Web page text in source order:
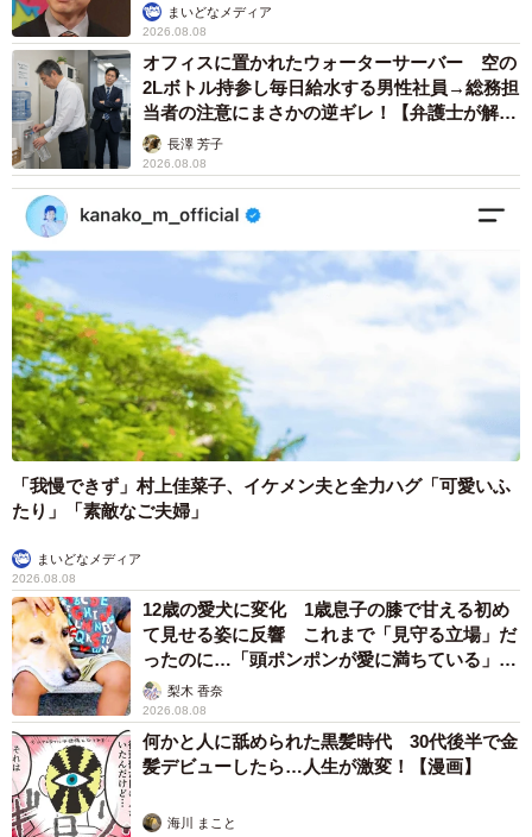
した」
里親さんのもとへーー新しい一歩を踏み出したち
びすけくん
6/11
新たな猫生を歩み始めたちびすけくん（画像提供：あるくきくらげさ
ん）
6月から、ちびすけくんは里親さんのもとへ。トライアル期
間を過ごしています。
まいどなメディア
2026.08.08
オフィスに置かれたウォーターサーバー 空の
2Lボトル持参し毎日給水する男性社員→総務担
当者の注意にまさかの逆ギレ！【弁護士が解
説】長澤 芳子
2026.08.08
「我慢できず」村上佳菜子、イケメン夫と全力ハグ「可愛いふ
たり」「素敵なご夫婦」
まいどなメディア
2026.08.08
12歳の愛犬に変化 1歳息子の膝で甘える初め
て見せる姿に反響 これまで「見守る立場」だ
ったのに…「頭ポンポンが愛に満ちている」
「尊…」
梨木 香奈
2026.08.08
何かと人に舐められた黒髪時代 30代後半で金
髪デビューしたら…人生が激変！【漫画】
海川 まこと